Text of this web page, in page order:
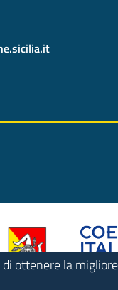
ottenere la